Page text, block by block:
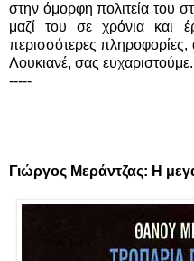
στην όμορφη πολιτεία του
μαζί του σε χρόνια και
περισσότερες πληροφορίες,
Λουκιανέ, σας ευχαριστούμε.
-----
Γιώργος Μεράντζας: Η